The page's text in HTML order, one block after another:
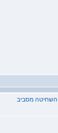
השחיטה מסביב